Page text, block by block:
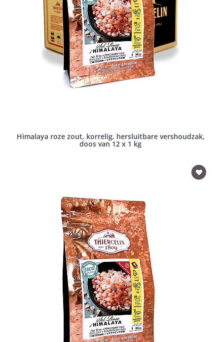
Himalaya roze zout, korrelig, hersluitbare vershoudzak,
doos van 12 x 1 kg